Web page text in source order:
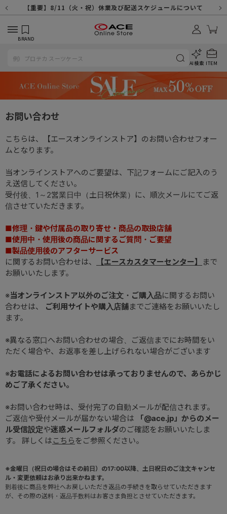
【重要】8/11（火・祝）休業及び配送スケジュールについて
【重要】令和８年熊本地震に伴う配送への影響について
【重要】納品書・領収書ペーパーレス化（電子化）のお知らせ
【重要】天候不良や交通状況・物量増等に伴う配送への影響について
【重要】悪質な詐欺サイトにご注意ください
【重要】各種メールが届かない場合に関しまして
【重要】お問い合わせのご対応に関しまして
【重要】SNSのなりすまし詐欺にご注意ください
BRAND
AI検索 ITEM
お問い合わせ
こちらは、【エースオンラインストア】のお問い合わせフォー
ムとなります。
当オンラインストアへのご要望は、下記フォームにご記入のう
え送信してください。
受付後、1～2営業日中（土日祝休業）に、順次メールにてご返
信させていただきます。
■修理・鍵や付属品の取り寄せ・商品の取扱店舗
■使用中・使用後の商品に関するご質問・ご要望
■製品使用後のアフターサービス
に関するお問い合わせは、
【エースカスタマーセンター】
まで
お願いいたします。
※当オンラインストア以外のご注文・ご購入品に関するお問い
合わせは、
ご利用サイトや購入店舗までご連絡をお願いいたし
ます。
※異なる窓口へお問い合わせの場合、ご返信までにお時間をい
ただく場合や、お返事を差し上げられない場合がございます
※お電話によるお問い合わせは承っておりませんので、あらかじ
めご了承ください。
※お問い合わせ時は、受付完了の自動メールが配信されます。
ご返信や受付メールが届かない場合は
「@ace.jp」からのメー
ル受信設定や迷惑メールフォルダのご確認をお願いいたしま
す。 詳しくは こちら をご参照ください。
※金曜日（祝日の場合はその前日）の17:00以降、土日祝日のご注文キャンセ
ル・変更依頼はお承り出来かねます。
到着後に商品を弊社へお戻しいただき返品の手続きを取らせていただきます
が、その際の送料・返品手数料はお客さま負担とさせていただきます。